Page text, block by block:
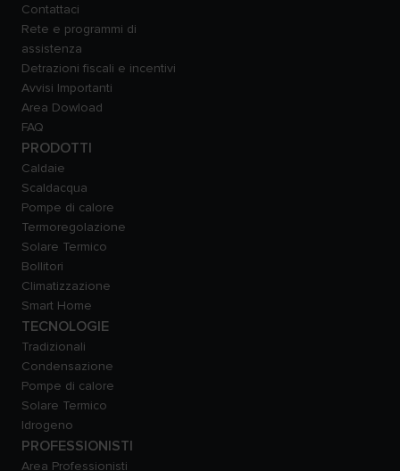
Contattaci
Rete e programmi di
assistenza
Detrazioni fiscali e incentivi
Avvisi Importanti
Area Dowload
FAQ
PRODOTTI
Caldaie
Scaldacqua
Pompe di calore
Termoregolazione
Solare Termico
Bollitori
Climatizzazione
Smart Home
TECNOLOGIE
Tradizionali
Condensazione
Pompe di calore
Solare Termico
Idrogeno
PROFESSIONISTI
Area Professionisti